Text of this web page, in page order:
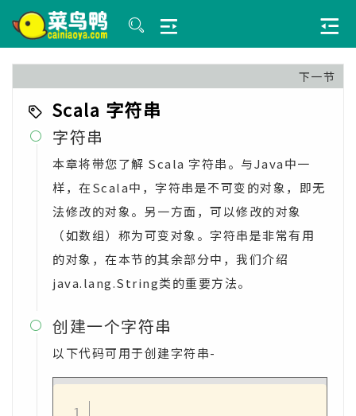
下一节
Scala 字符串
 字符串
本章将带您了解 Scala 字符串。与Java中一
样，在Scala中，字符串是不可变的对象，即无
法修改的对象。另一方面，可以修改的对象
（如数组）称为可变对象。字符串是非常有用
的对象，在本节的其余部分中，我们介绍
java.lang.String类的重要方法。
 创建一个字符串
以下代码可用于创建字符串-